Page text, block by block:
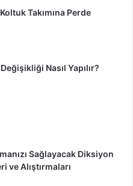
Takımına Perde
Nasıl Yapılır?
Sağlayacak Diksiyon
ve Alıştırmaları